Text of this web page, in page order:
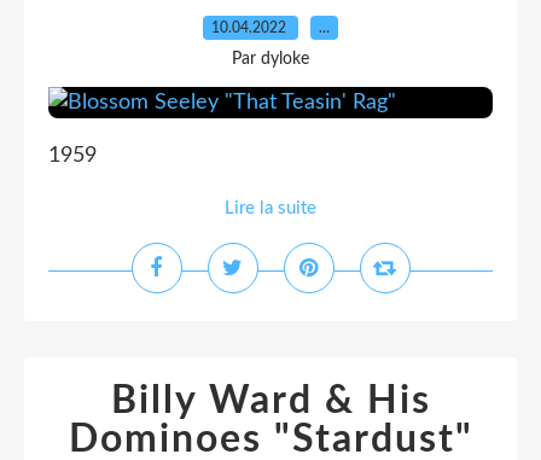
10.04.2022 …
Par dyloke
1959
Lire la suite
Billy Ward & His
Dominoes "Stardust"